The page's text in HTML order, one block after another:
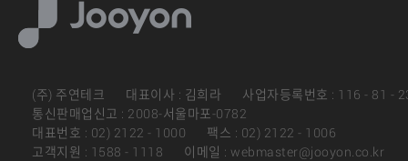
(주) 주연테크 대표이사 : 김희라
사업자등록번호 : 116 - 81 -
통신판매업신고 : 2008-서울마포-0782
대표번호 : 02) 2122 - 1000
팩스 : 02) 2122 - 1006
고객지원 : 1588 - 1118
이메일 : webmaster@jooyon.co.kr